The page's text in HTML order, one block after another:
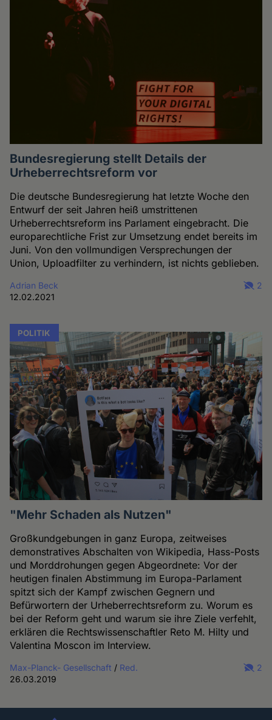
Bundesregierung stellt Details der
Urheberrechtsreform vor
Die deutsche Bundesregierung hat letzte Woche den
Entwurf der seit Jahren heiß umstrittenen
Urheberrechtsreform ins Parlament eingebracht. Die
europarechtliche Frist zur Umsetzung endet bereits im
Juni. Von den vollmundigen Versprechungen der
Union, Uploadfilter zu verhindern, ist nichts geblieben.
Adrian Beck
12.02.2021
2
POLITIK
"Mehr Schaden als Nutzen"
Großkundgebungen in ganz Europa, zeitweises
demonstratives Abschalten von Wikipedia, Hass-Posts
und Morddrohungen gegen Abgeordnete: Vor der
heutigen finalen Abstimmung im Europa-Parlament
spitzt sich der Kampf zwischen Gegnern und
Befürwortern der Urheberrechtsreform zu. Worum es
bei der Reform geht und warum sie ihre Ziele verfehlt,
erklären die Rechtswissenschaftler Reto M. Hilty und
Valentina Moscon im Interview.
Max-Planck- Gesellschaft / Red.
26.03.2019
2